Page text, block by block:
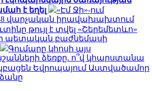
է եղել
«Էմ Ջի»-ում
38 վարչական իրավախախտում
թույլ է տվել «Շերեմետևո»
պետական բաժնեմասի
Գումարը կհոսի այս
ձեռքը. ո՞վ կհարստանա
Եվրոպայում Աստվածամոր